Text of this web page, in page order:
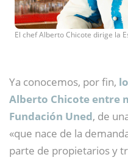
El chef Alberto Chicote dirige la
Ya conocemos, por fin,
Alberto Chicote entre
Fundación Uned, de
«que nace de la
parte de propietarios y